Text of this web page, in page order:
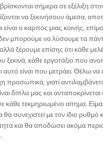
σήμερα σε εξέλιξη
να ξεκινήσουν άμεσα,
ο καρπός μιας κοινής,
μπορούμε να λύσουμε τα
ξέρουμε επίσης ότι κάθε
ξεκινά, κάθε εργοτάξιο που
είναι που μετράει. Θέλω
προσωπικά, γιατί
δίπλα μας και
κάθε τεκμηριωμένο αίτημα.
συνεχιστεί με τον ίδιο ρυθμό
και θα αποδώσει ακόμα